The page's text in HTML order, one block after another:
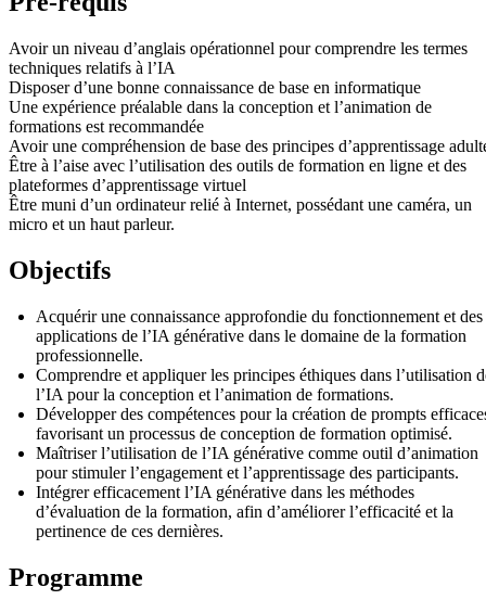
Avoir un niveau d’anglais opérationnel pour comprendre les termes
techniques relatifs à l’IA
Disposer d’une bonne connaissance de base en informatique
Une expérience préalable dans la conception et l’animation de
formations est recommandée
Avoir une compréhension de base des principes d’apprentissage
Être à l’aise avec l’utilisation des outils de formation en ligne et des
plateformes d’apprentissage virtuel
Être muni d’un ordinateur relié à Internet, possédant une caméra, un
micro et un haut parleur.
Objectifs
Acquérir une connaissance approfondie du fonctionnement et des
applications de l’IA générative dans le domaine de la formation
professionnelle.
Comprendre et appliquer les principes éthiques dans l’utilisation
l’IA pour la conception et l’animation de formations.
Développer des compétences pour la création de prompts
favorisant un processus de conception de formation optimisé.
Maîtriser l’utilisation de l’IA générative comme outil d’animation
pour stimuler l’engagement et l’apprentissage des participants.
Intégrer efficacement l’IA générative dans les méthodes
d’évaluation de la formation, afin d’améliorer l’efficacité et la
pertinence de ces dernières.
Programme